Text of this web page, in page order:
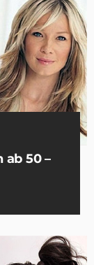
ab 50 –